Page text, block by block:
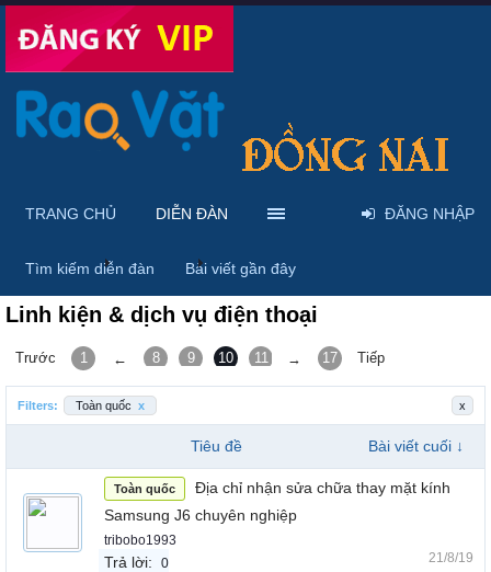
Trang chủ Diễn đàn Điện thoại - Máy tính bảng
Linh kiện & dịch vụ điện thoại
Trước 1 ← 8 9 10 11 12
→ 17 Tiếp
Filters: Toàn quốc x x
Tiêu đề Bài viết cuối ↓
Toàn quốc
Địa chỉ nhận sửa chữa thay mặt kính
Samsung J6 chuyên nghiệp
tribobo1993
Trả lời: 0 21/8/19
TRANG CHỦ DIỄN ĐÀN
Tìm kiếm diễn đàn Bài viết gần đây
ĐĂNG NHẬP